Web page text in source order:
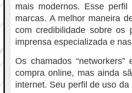
mais modernos. Esse
marcas. A melhor maneira
com credibilidade sobre os
imprensa especializada e
Os chamados
compra online, mas ainda
internet. Seu perfil de uso